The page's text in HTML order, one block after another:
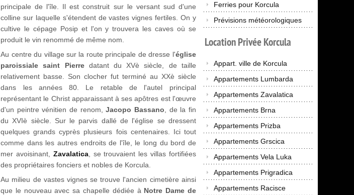
principale de l'île. Il est construit sur le versant sud d'une
colline sur laquelle s'étendent de vastes vignes fertiles. On y
cultive le cépage Posip et l'on y trouvera les caves où se
produit le vin renommé de même nom.
Au centre du village sur la route principale de dresse l'église
paroissiale saint Pierredatant du XVè siècle, de taille
relativement basse. Son clocher fut terminé au XXè siècle
dans les années 80. Le retable de l'autel principal
représentant le Christ apparaissant à ses apôtres est l'œuvre
d'un peintre vénitien de renom,Jacopo Bassano , de la fin
du XVIè siècle. Sur le parvis dallé de l'église se dressent
quelques grands cyprès plusieurs fois centenaires. Ici tout
comme dans les autres endroits de l'île, le long du bord de
mer avoisinant, Zavalatica, se trouvaient les villas fortifiées
des propriétaires fonciers et nobles de Korcula.
Au milieu de vastes vignes se trouve l'ancien cimetière ainsi
que le nouveau avec sa chapelle dédiée à Notre Dame de
Ferries pour Korcula
Prévisions météorologiques
LocationPrivéeKorcula
Appart. ville de Korcula
Appartements Lumbarda
Appartements Zavalatica
Appartements Brna
Appartements Prizba
Appartements Grscica
Appartements Vela Luka
Appartements Prigradica
Appartements Racisce